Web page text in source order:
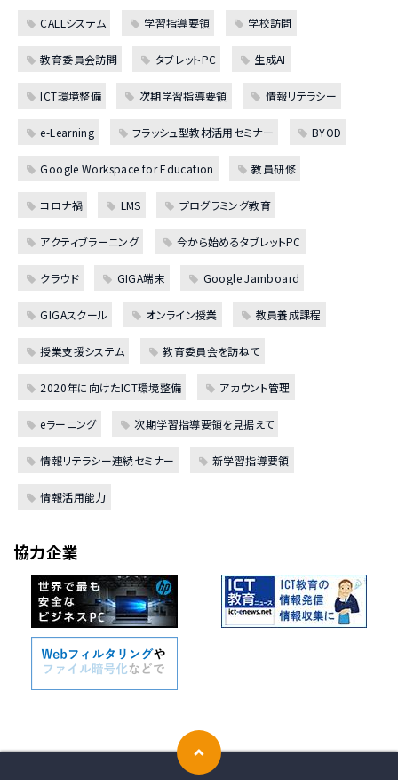
CALLシステム 学習指導要領 学校訪問
教育委員会訪問 タブレットPC 生成AI
ICT環境整備 次期学習指導要領 情報リテラシー
e-Learning フラッシュ型教材活用セミナー BYOD
Google Workspace for Education 教員研修
コロナ禍 LMS プログラミング教育
アクティブラーニング 今から始めるタブレットPC
クラウド GIGA端末 Google Jamboard
GIGAスクール オンライン授業 教員養成課程
授業支援システム 教育委員会を訪ねて
2020年に向けたICT環境整備 アカウント管理
eラーニング 次期学習指導要領を見据えて
情報リテラシー連続セミナー 新学習指導要領
情報活用能力
協力企業